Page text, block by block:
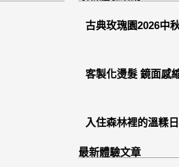
古典玫瑰園2026中
客製化燙髮 鏡面感
入住森林裡的溫糅
最新體驗文章